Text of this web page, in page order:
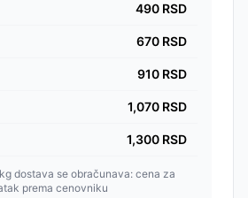
490 RSD
670 RSD
910 RSD
1,070 RSD
1,300 RSD
dostava se obračunava: cena za
prema cenovniku